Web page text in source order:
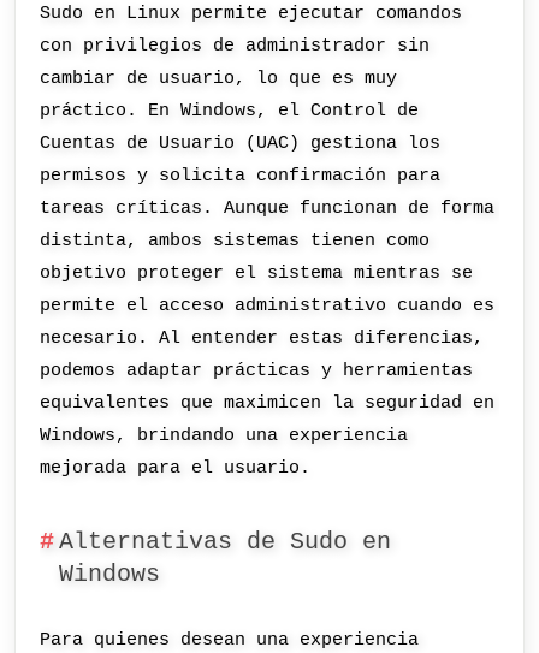
Sudo en Linux permite ejecutar comandos
con privilegios de administrador sin
cambiar de usuario, lo que es muy
práctico. En Windows, el Control de
Cuentas de Usuario (UAC) gestiona los
permisos y solicita confirmación para
tareas críticas. Aunque funcionan de forma
distinta, ambos sistemas tienen como
objetivo proteger el sistema mientras se
permite el acceso administrativo cuando es
necesario. Al entender estas diferencias,
podemos adaptar prácticas y herramientas
equivalentes que maximicen la seguridad en
Windows, brindando una experiencia
mejorada para el usuario.
Alternativas de Sudo en
Windows
Para quienes desean una experiencia